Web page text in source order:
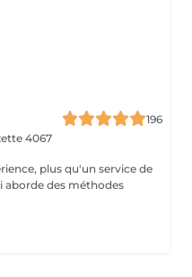
196
4067
plus qu'un service de
des méthodes